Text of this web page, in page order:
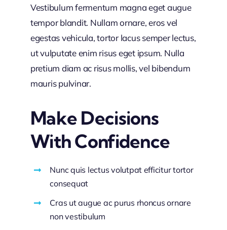
Vestibulum fermentum magna eget augue
tempor blandit. Nullam ornare, eros vel
egestas vehicula, tortor lacus semper lectus,
ut vulputate enim risus eget ipsum. Nulla
pretium diam ac risus mollis, vel bibendum
mauris pulvinar.
Make Decisions
With Confidence
Nunc quis lectus volutpat efficitur tortor
consequat
Cras ut augue ac purus rhoncus ornare
non vestibulum